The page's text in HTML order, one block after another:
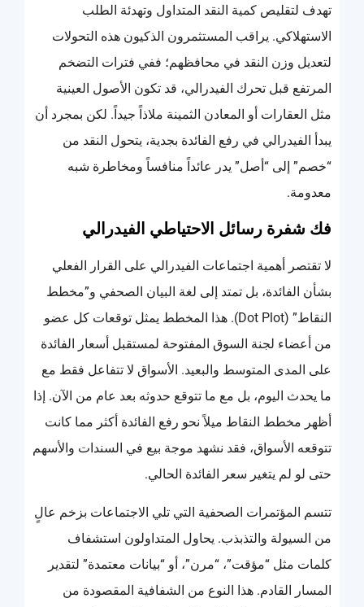
تهدف لتقليص كمية النقد المتداول وتهدئة الطلب
الاستهلاكي. يراقب المستثمرون الذكيون هذه التحولات
لتعديل وزن النقد في محافظهم؛ ففي فترات التضخم
المرتفع قبل تحرك الفيدرالي، قد تكون الأصول العينية
مثل العقارات أو المعادن الثمينة ملاذاً جيداً. لكن بمجرد أن
يبدأ الفيدرالي في رفع الفائدة بجدية، يتحول النقد من
“خصم” إلى “أصل” يدر عائداً منافساً ومخاطرة شبه
معدومة.
فك شفرة رسائل الاحتياطي الفيدرالي
لا تقتصر أهمية اجتماعات الفيدرالي على القرار الفعلي
بشأن الفائدة، بل تمتد إلى لغة البيان الصحفي و”مخطط
النقاط” (Dot Plot). هذا المخطط يمثل توقعات كل عضو
من أعضاء لجنة السوق المفتوحة لمستقبل أسعار الفائدة
على المدى المتوسط والبعيد. الأسواق لا تتفاعل فقط مع
ما يحدث اليوم، بل مع ما تتوقع حدوثه بعد عام من الآن. إذا
أظهر مخطط النقاط ميلاً نحو رفع الفائدة أكثر مما كانت
تتوقعه الأسواق، فقد نشهد موجة بيع في السندات والأسهم
حتى لو لم يتغير سعر الفائدة الحالي.
تتسم المؤتمرات الصحفية التي تلي الاجتماعات بزخم عالٍ
من السيولة والتذبذب. يحاول المتداولون استشفاف
كلمات مثل “مؤقت”، “مرن”، أو “بيانات معتمدة” لتقدير
المسار القادم. هذا النوع من الشفافية المقصودة من